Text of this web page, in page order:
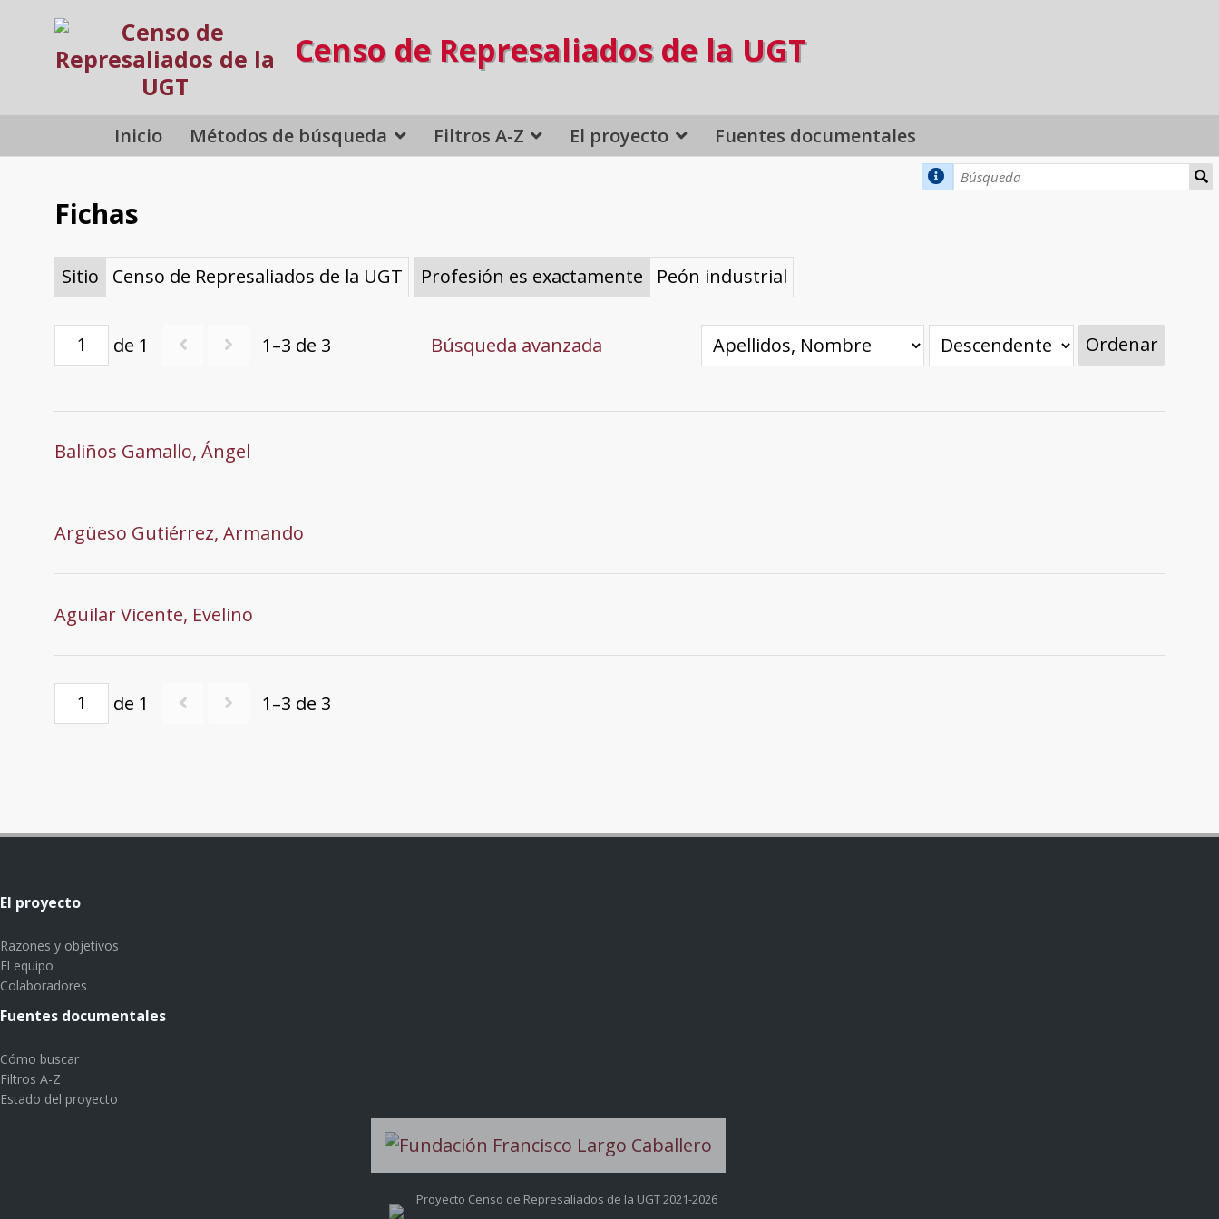
Censo de Represaliados de la UGT
Inicio Métodos de búsqueda Filtros A-Z El proyecto Fuentes documentales
Fichas
Sitio Censo de Represaliados de la UGT Profesión es exactamente Peón industrial
de 1 1–3 de 3 Búsqueda avanzada Ordenar
Baliños Gamallo, Ángel
Argüeso Gutiérrez, Armando
Aguilar Vicente, Evelino
de 1 1–3 de 3
El proyecto
Razones y objetivos
El equipo
Colaboradores
Fuentes documentales
Cómo buscar
Filtros A-Z
Estado del proyecto
Proyecto Censo de Represaliados de la UGT 2021-2026